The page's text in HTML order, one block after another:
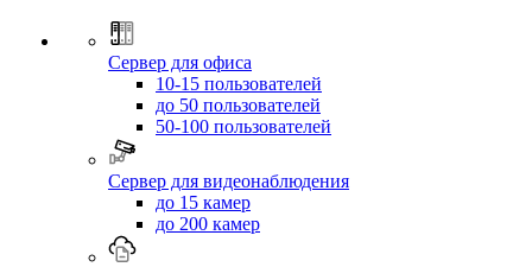
Сервер для офиса
10-15 пользователей
до 50 пользователей
50-100 пользователей
Сервер для видеонаблюдения
до 15 камер
до 200 камер